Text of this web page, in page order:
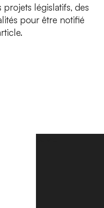
projets législatifs, des
pour être notifié